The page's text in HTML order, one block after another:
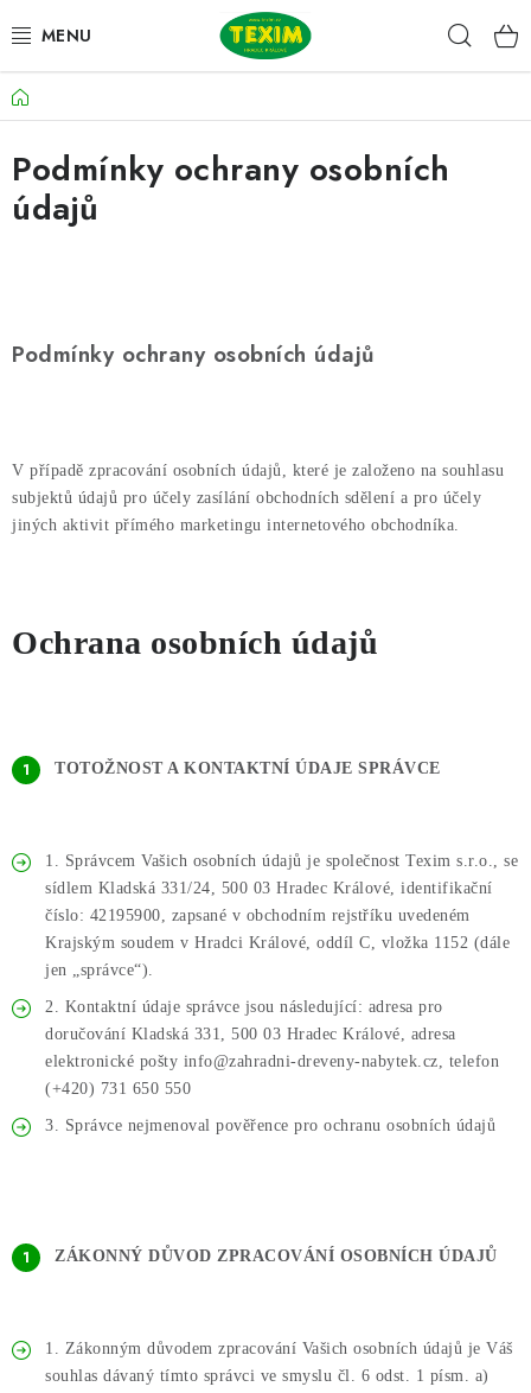
na
ZAHRADNÍ SESTAVY
ŽIDLE
STOLY
LEHÁTKA
DOPLŇKY
PERGOLY
VÝPRODEJ
Kontakty
Reklamace
Formulář odstoupení od smlouvy
Nákup na splátky ESSOX
Domů
Podmínky ochrany osobních
údajů
Podmínky ochrany osobních údajů
V případě zpracování osobních údajů, které je založeno na souhlasu
subjektů údajů pro účely zasílání obchodních sdělení a pro účely
jiných aktivit přímého marketingu internetového obchodníka.
Ochrana osobních údajů
TOTOŽNOST A KONTAKTNÍ ÚDAJE SPRÁVCE
1. Správcem Vašich osobních údajů je společnost Texim s.r.o., se
sídlem Kladská 331/24, 500 03 Hradec Králové, identifikační
číslo: 42195900, zapsané v obchodním rejstříku uvedeném
Krajským soudem v Hradci Králové, oddíl C, vložka 1152 (dále
jen „správce“).
2. Kontaktní údaje správce jsou následující: adresa pro
doručování Kladská 331, 500 03 Hradec Králové, adresa
elektronické pošty info@zahradni-dreveny-nabytek.cz, telefon
(+420) 731 650 550
3. Správce nejmenoval pověřence pro ochranu osobních údajů
ZÁKONNÝ DŮVOD ZPRACOVÁNÍ OSOBNÍCH ÚDAJŮ
1. Zákonným důvodem zpracování Vašich osobních údajů je Váš
souhlas dávaný tímto správci ve smyslu čl. 6 odst. 1 písm. a)